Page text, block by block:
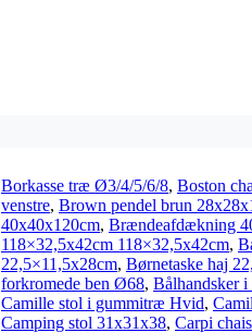
Borkasse træ Ø3/4/5/6/8, Boston
venstre, Brown pendel brun
40x40x120cm, Brændeafdækning
118×32,5x42cm 118×32,5x42cm,
22,5×11,5x28cm, Børnetaske haj
forkromede ben Ø68, Bålhandsker
Camille stol i gummitræ Hvid,
Camping stol 31x31x38, Carpi